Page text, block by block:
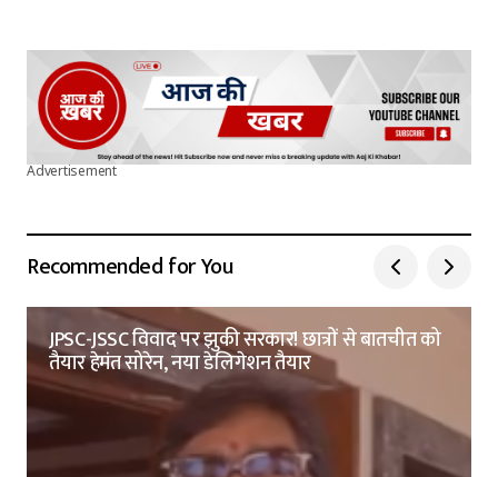
Advertisement
Recommended for You
JPSC-JSSC विवाद पर झुकी सरकार! छात्रों से बातचीत को
तैयार हेमंत सोरेन, नया डेलिगेशन तैयार